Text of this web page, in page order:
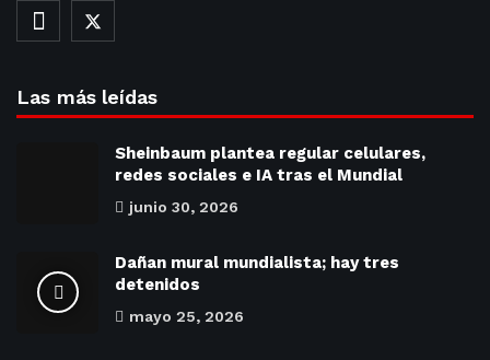
Las más leídas
Sheinbaum plantea regular celulares,
redes sociales e IA tras el Mundial
junio 30, 2026
Dañan mural mundialista; hay tres
detenidos
mayo 25, 2026